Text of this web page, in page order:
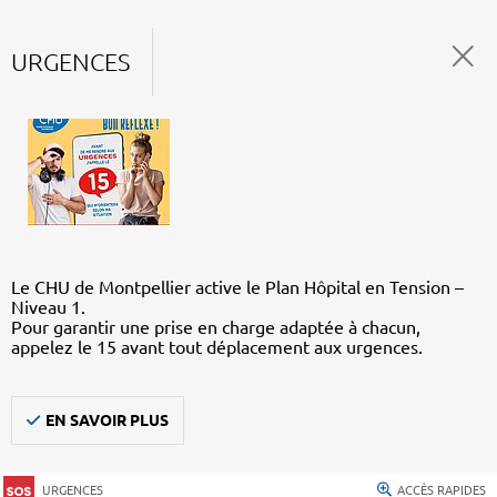
URGENCES
Le CHU de Montpellier active le Plan Hôpital en Tension –
Niveau 1.
Pour garantir une prise en charge adaptée à chacun,
appelez le 15 avant tout déplacement aux urgences.
EN SAVOIR PLUS
URGENCES ACCÈS RAPIDES